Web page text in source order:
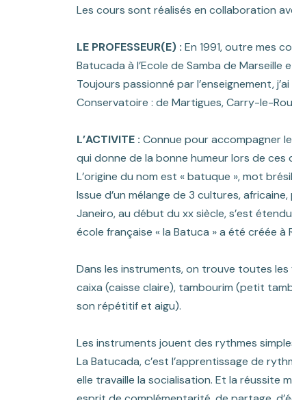
Les cours sont réalisés en collaboration
LE PROFESSEUR(E) : En 1991, outre mes
Batucada à l’Ecole de Samba de Marseille
Toujours passionné par l’enseignement,
Conservatoire : de Martigues, Carry-le-
L’ACTIVITE : Connue pour accompagner
qui donne de la bonne humeur lors de ces
L’origine du nom est « batuque », mot
Issue d’un mélange de 3 cultures,
Janeiro, au début du xx siècle, s’est
école française « la Batuca » a été créée à
Dans les instruments, on trouve toutes
caixa (caisse claire), tambourim (petit
son répétitif et aigu).
Les instruments jouent des rythmes
La Batucada, c’est l’apprentissage de
elle travaille la socialisation. Et la réussite